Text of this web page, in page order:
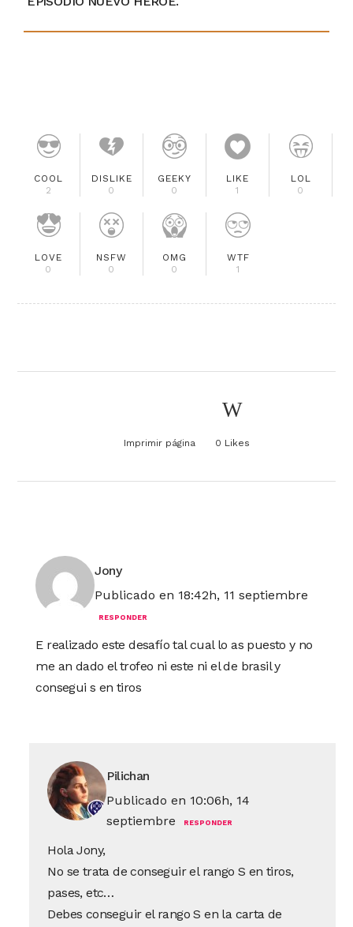
COOL
2
DISLIKE
0
GEEKY
0
LIKE
1
LOL
0
LOVE
0
NSFW
0
OMG
0
WTF
1
Imprimir página 0 Likes
Jony
Publicado en 18:42h, 11 septiembre
RESPONDER
E realizado este desafío tal cual lo as puesto y no
me an dado el trofeo ni este ni el de brasil y
consegui s en tiros
Pilichan
Publicado en 10:06h, 14
septiembre
RESPONDER
Hola Jony,
No se trata de conseguir el rango S en tiros,
pases, etc…
Debes conseguir el rango S en la carta de